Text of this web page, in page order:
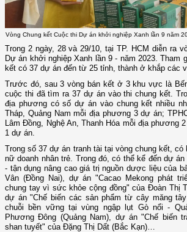
Vòng Chung kết Cuộc thi Dự án khởi nghiệp Xanh lần 9 năm
Trong 2 ngày, 28 và 29/10, tại TP. HCM diễn ra
Dự án khởi nghiệp Xanh lần 9 - năm 2023. Tham
kết có 37 dự án đến từ 25 tỉnh, thành ở khắp các
Trước đó, sau 3 vòng bán kết ở 3 khu vực là
cuộc thi đã tìm ra 37 dự án vào thi chung kết.
địa phương có số dự án vào chung kết nhiều
Tháp, Quảng Nam mỗi địa phương 3 dự án;
Lâm Đồng, Nghệ An, Thanh Hóa mỗi địa phương
1 dự án.
Trong số 37 dự án tranh tài tại vòng chung kết,
nữ doanh nhân trẻ. Trong đó, có thể kể đến dự
- tận dụng nâng cao giá trị nguồn dược liệu của
Vân (Đồng Nai), dự án "Cacao Mekong phát
chung tay vì sức khỏe cộng đồng" của Đoàn Thị
dự án "Chế biến các sản phẩm từ cây măng
chuỗi bền vững tại vùng ngập lụt Gò nổi -
Phương Đông (Quảng Nam), dự án "Chế biến
shan tuyết" của Đặng Thị Dất (Bắc Kạn)…